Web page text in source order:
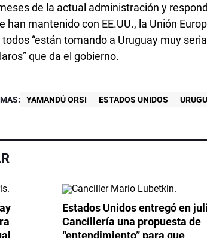
de la actual administración y
han mantenido con EE.UU., la Unión
“están tomando a Uruguay muy
que da el gobierno.
YAMANDÚ ORSI ESTADOS UNIDOS
Estados Unidos entregó en
Cancillería una propuesta de
“entendimiento” para que